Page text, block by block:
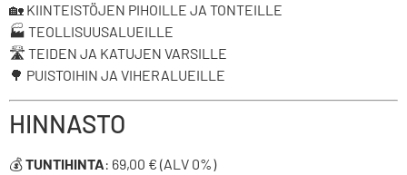
🏡 KIINTEISTÖJEN PIHOILLE JA TONTEILLE
🏭 TEOLLISUUSALUEILLE
🛣️ TEIDEN JA KATUJEN VARSILLE
🌳 PUISTOIHIN JA VIHERALUEILLE
HINNASTO
💰TUNTIHINTA: 69,00 € (ALV 0%)